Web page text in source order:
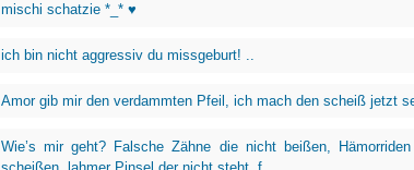
mischi schatzie *_* ♥
ich bin nicht aggressiv du missgeburt! ..
Amor gib mir den verdammten Pfeil, ich mach den scheiß jetzt
Wie’s mir geht? Falsche Zähne die nicht beißen,